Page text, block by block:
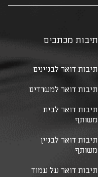
תיבות מכתבים
תיבות דואר לבניינים
תיבות דואר למשרדים
תיבות דואר לבית
משותף
תיבות דואר לבניין
משותף
תיבות דואר על עמוד